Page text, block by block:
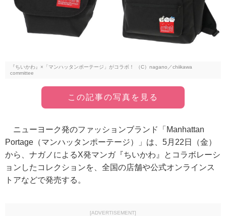
『ちいかわ』×「マンハッタンポーテージ」がコラボ！ （C）nagano／chiikawa
committee
この記事の写真を見る
ニューヨーク発のファッションブランド「Manhattan
Portage（マンハッタンポーテージ）」は、5月22日（金）
から、ナガノによるX発マンガ『ちいかわ』とコラボレーシ
ョンしたコレクションを、全国の店舗や公式オンラインス
トアなどで発売する。
[ADVERTISEMENT]